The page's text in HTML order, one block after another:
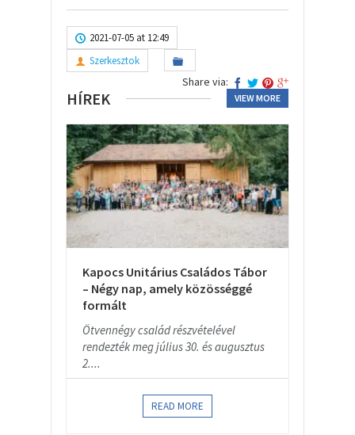
2021-07-05 at 12:49
Szerkesztok
Share via:
HÍREK VIEW MORE
Kapocs Unitárius Családos Tábor
– Négy nap, amely közösséggé
formált
Ötvennégy család részvételével
rendezték meg július 30. és augusztus
2....
READ MORE